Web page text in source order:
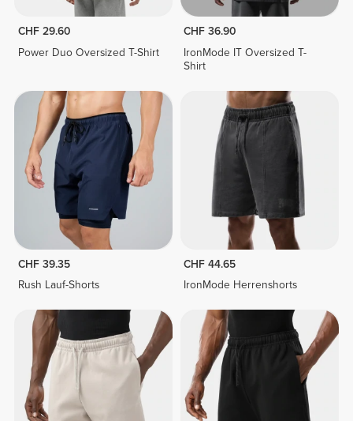
CHF 29.60
Power Duo Oversized T-Shirt
CHF 36.90
IronMode IT Oversized T-
Shirt
CHF 39.35
Rush Lauf-Shorts
CHF 44.65
IronMode Herrenshorts